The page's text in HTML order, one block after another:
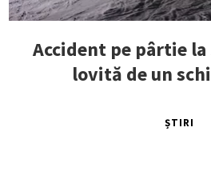
Accident pe pârtie
lovită de un
ȘTIRI